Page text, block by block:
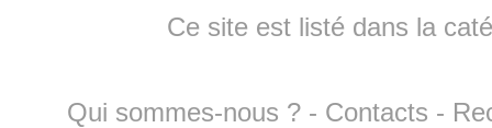
Ce site est listé dans la
Qui sommes-nous ? - Contacts -